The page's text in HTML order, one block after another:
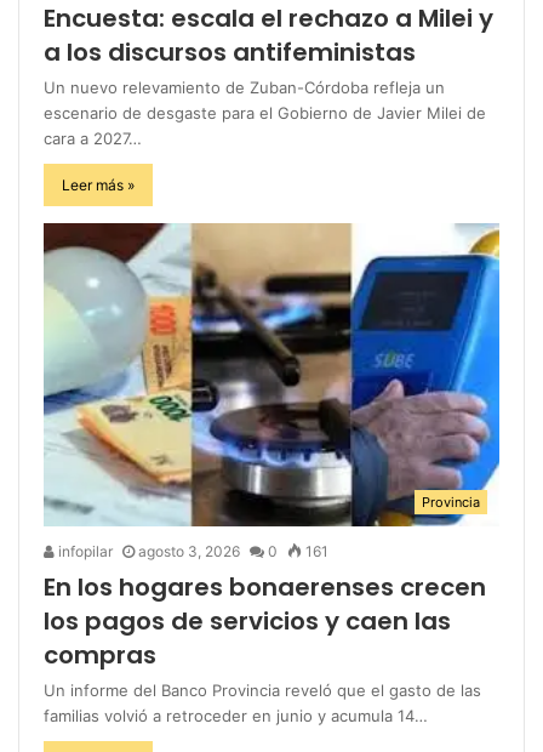
Encuesta: escala el rechazo a Milei y
a los discursos antifeministas
Un nuevo relevamiento de Zuban-Córdoba refleja un
escenario de desgaste para el Gobierno de Javier Milei de
cara a 2027…
Leer más »
Provincia
infopilar agosto 3, 2026 0 161
En los hogares bonaerenses crecen
los pagos de servicios y caen las
compras
Un informe del Banco Provincia reveló que el gasto de las
familias volvió a retroceder en junio y acumula 14…